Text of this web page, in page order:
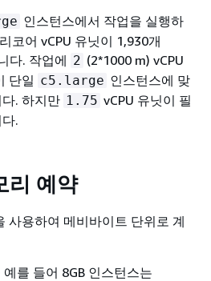
인스턴스에서 작업을 실행하
코어 vCPU 유닛이 1,930개
다. 작업에 2 (2*1000 m) vCPU
단일 c5.large 인스턴스에 맞
. 하지만 1.75 vCPU 유닛이 필
.
리 예약
사용하여 메비바이트 단위로 계
를 들어 8GB 인스턴스는